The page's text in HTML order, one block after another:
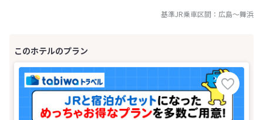
基準JR乗車区間： 広島～舞浜